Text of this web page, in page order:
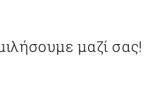
μαζί σας!